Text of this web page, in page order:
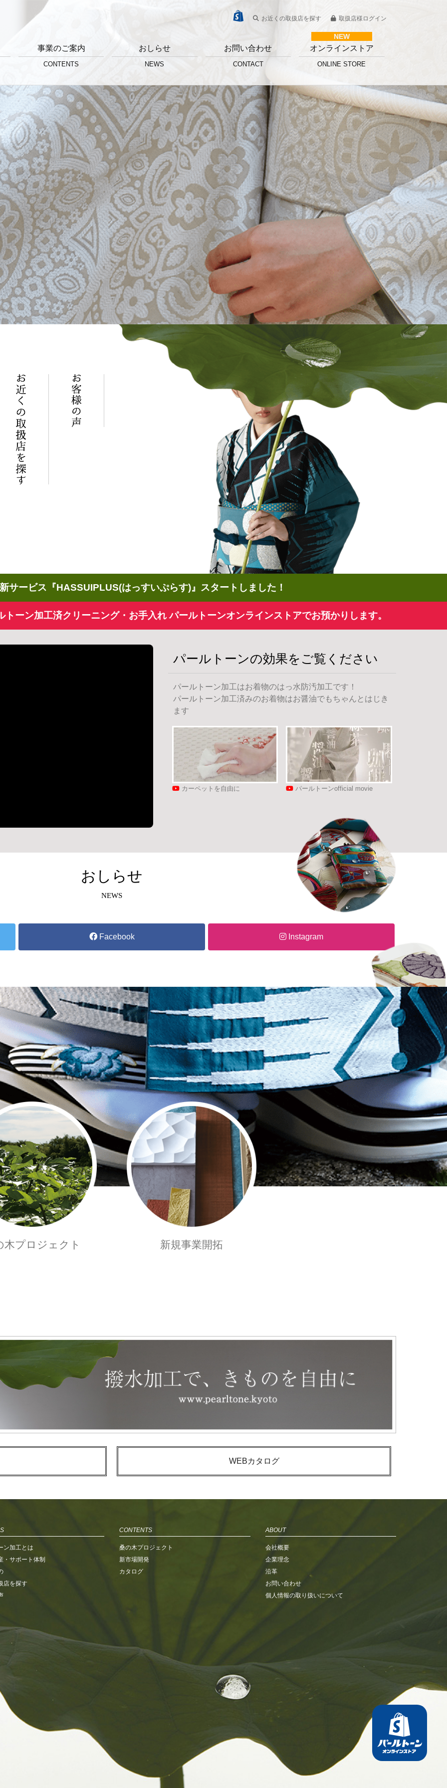
お近くの取扱店を探す 取扱店様ログイン
事業のご案内
CONTENTS
おしらせ
NEWS
お問い合わせ
CONTACT
オンラインストア
ONLINE STORE
サービス『HASSUIPLUS(はっすいぷらす)』スタートしました！
ーン加工済クリーニング・お手入れ パールトーンオンラインストアでお預かりします。
パールトーンの効果をご覧ください
パールトーン加工はお着物のはっ水防汚加工です！
パールトーン加工済みのお着物はお醤油でもちゃんとはじき
ます
カーペットを自由に パールトーンofficial movie
おしらせ
NEWS
Facebook Instagram
木プロジェクト 新規事業開拓
WEBカタログ
ン加工とは
・サポート体制
店を探す
CONTENTS
桑の木プロジェクト
新市場開発
カタログ
ABOUT
会社概要
企業理念
沿革
お問い合わせ
個人情報の取り扱いについて